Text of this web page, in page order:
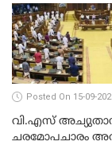
Posted On 15-09-
വി.എസ്
ചരമോപചാരം